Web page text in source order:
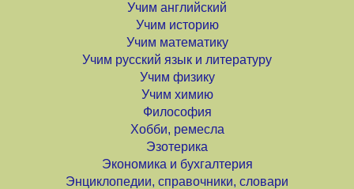
Учим английский
Учим историю
Учим математику
Учим русский язык и литературу
Учим физику
Учим химию
Философия
Хобби, ремесла
Эзотерика
Экономика и бухгалтерия
Энциклопедии, справочники, словари